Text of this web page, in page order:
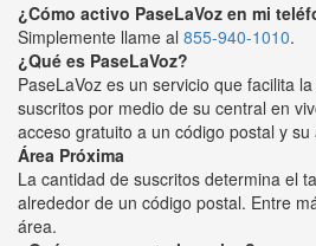
¿Cómo activo PaseLaVoz en mi
Simplemente llame al 855-940-1010.
¿Qué es PaseLaVoz?
PaseLaVoz es un servicio que facilita
suscritos por medio de su central en
acceso gratuito a un código postal y
Área Próxima
La cantidad de suscritos determina el
alrededor de un código postal. Entre
área.